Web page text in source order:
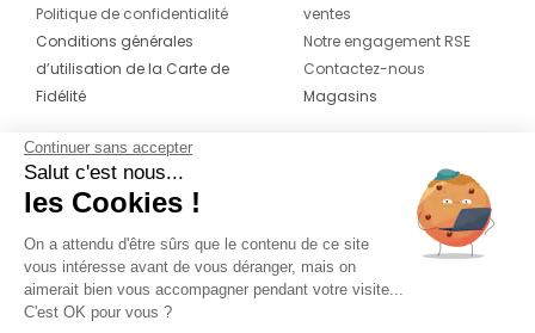
Politique de confidentialité
Conditions générales
d’utilisation de la Carte de
Fidélité
ventes
Notre engagement RSE
Contactez-nous
Magasins
CONTACT
04 42 20 78 42
Du lundi au jeudi de 8h30 à 16h30 & le
vendredi de 8h30 à 15h30
Continuer sans accepter
Salut c'est nous...
les Cookies !
On a attendu d'être sûrs que le contenu de ce site
vous intéresse avant de vous déranger, mais on
aimerait bien vous accompagner pendant votre visite...
C'est OK pour vous ?